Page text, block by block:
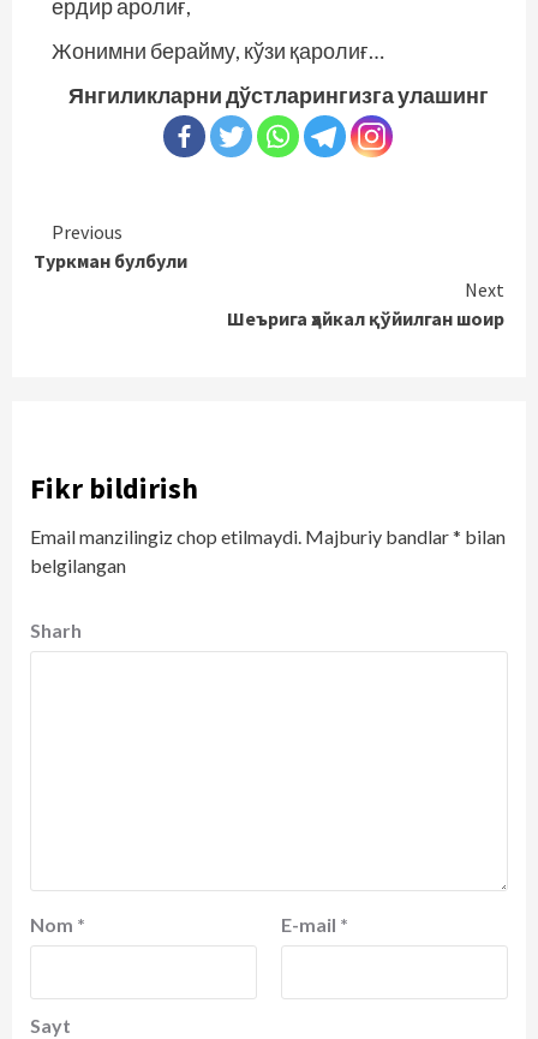
ердир аролиғ,
Жонимни берайму, кўзи қаролиғ…
Янгиликларни дўстларингизга улашинг
Continue
Reading
Previous
Туркман булбули
Next
Шеърига ҳайкал қўйилган шоир
Fikr bildirish
Email manzilingiz chop etilmaydi. Majburiy bandlar* bilan
belgilangan
Sharh
Nom * E-mail *
Sayt